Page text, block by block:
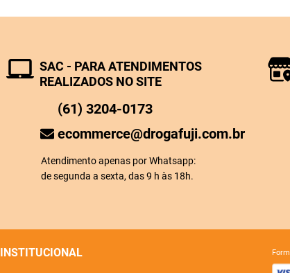
SAC - PARA ATENDIMENTOS
REALIZADOS NO SITE
(61) 3204-0173
ecommerce@drogafuji.com.br
Atendimento apenas por Whatsapp:
de segunda a sexta, das 9 h às 18h.
INSTITUCIONAL